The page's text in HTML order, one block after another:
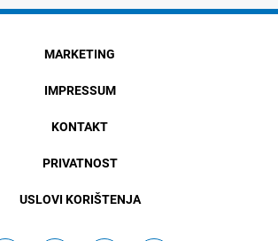
MARKETING
IMPRESSUM
KONTAKT
PRIVATNOST
USLOVI KORIŠTENJA